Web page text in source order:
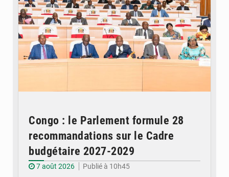
Congo : le Parlement formule 28
recommandations sur le Cadre
budgétaire 2027-2029
7 août 2026
Publié à 10h45